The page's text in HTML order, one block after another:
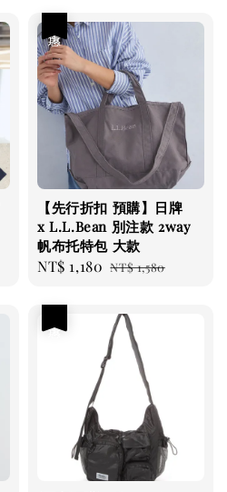
【先行折扣 預購】日牌
x L.L.Bean 別注款 2way
帆布托特包 大款
Sale
NT$ 1,180 Regular
NT$ 1,580